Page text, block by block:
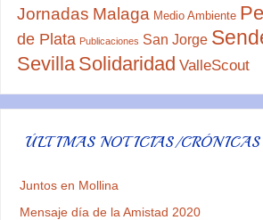
Jornadas Malaga Medio Ambiente
de Plata Publicaciones San Jorge
Sevilla Solidaridad ValleScout
ÚLTIMAS NOTICIAS/CRÓNICAS
Juntos en Mollina
Mensaje día de la Amistad 2020